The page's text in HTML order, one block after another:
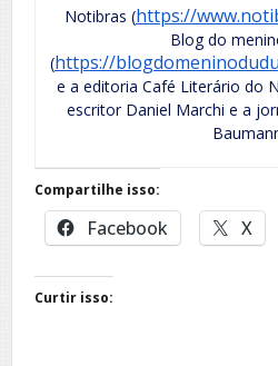
Notibras (https://
Blog do
(https://
e a editoria Café Literário do
escritor Daniel Marchi e a
Compartilhe isso:
Facebook X
Curtir isso: